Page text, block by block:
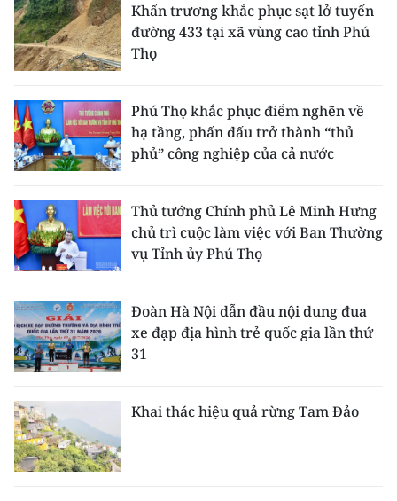
Khẩn trương khắc phục sạt lở tuyến
đường 433 tại xã vùng cao tỉnh Phú
Thọ
Phú Thọ khắc phục điểm nghẽn về
hạ tầng, phấn đấu trở thành “thủ
phủ” công nghiệp của cả nước
Thủ tướng Chính phủ Lê Minh Hưng
chủ trì cuộc làm việc với Ban Thường
vụ Tỉnh ủy Phú Thọ
Đoàn Hà Nội dẫn đầu nội dung đua
xe đạp địa hình trẻ quốc gia lần thứ
31
Khai thác hiệu quả rừng Tam Đảo